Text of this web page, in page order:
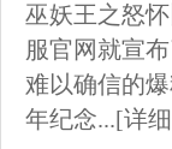
巫妖王之怒
服官网就宣
难以确信的
年纪念...[详